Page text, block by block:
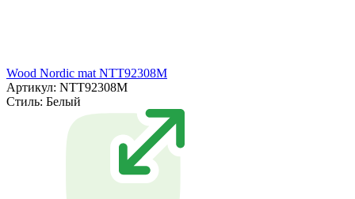
Wood Nordic mat NTT92308M
Артикул: NTT92308M
Стиль: Белый